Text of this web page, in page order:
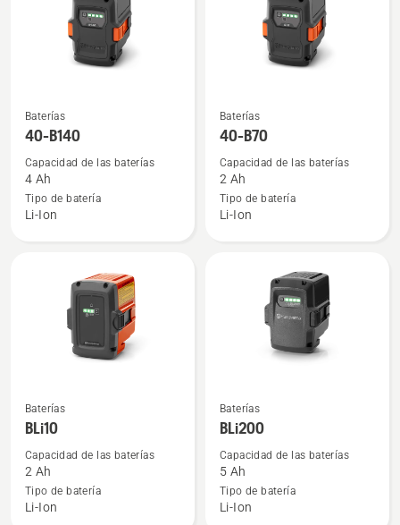
Ver
más
sobre
40-
B140
Baterías
40-B140
Capacidad de las baterías
4 Ah
Tipo de batería
Li-Ion
Ver
más
sobre
40-
B70
Baterías
40-B70
Capacidad de las baterías
2 Ah
Tipo de batería
Li-Ion
Ver
más
sobre
BLi10
Baterías
BLi10
Capacidad de las baterías
2 Ah
Tipo de batería
Li-Ion
Ver
más
sobre
BLi200
Baterías
BLi200
Capacidad de las baterías
5 Ah
Tipo de batería
Li-Ion